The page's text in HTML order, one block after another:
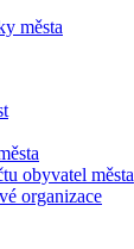
města
obyvatel města
organizace